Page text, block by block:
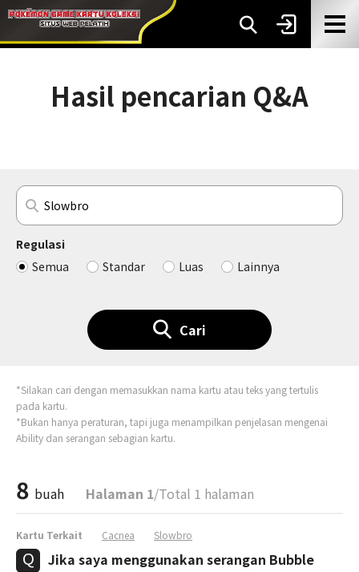
Hasil pencarian Q&A
Regulasi
Semua
Standar Luas Lainnya
Cari
*Silakan cari dengan memasukkan nama kartu atau teks yang tertulis
pada kartu.
*Bukan hanya peraturan, tapi juga menampilkan penjelasan mengenai
Ability dan serangan sebagian kartu.
8 buah Halaman 1/Total 1 halaman
Kartu Terkait Cacnea Slowbro
Jika saya menggunakan serangan Bubble